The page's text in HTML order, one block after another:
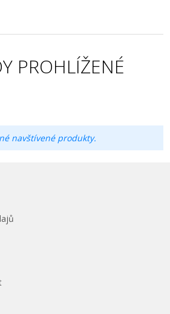
PROHLÍŽENÉ
navštívené produkty.